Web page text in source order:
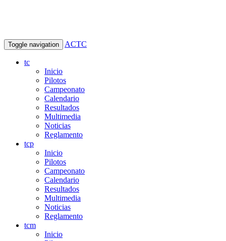
Toggle navigation ACTC
tc
Inicio
Pilotos
Campeonato
Calendario
Resultados
Multimedia
Noticias
Reglamento
tcp
Inicio
Pilotos
Campeonato
Calendario
Resultados
Multimedia
Noticias
Reglamento
tcm
Inicio